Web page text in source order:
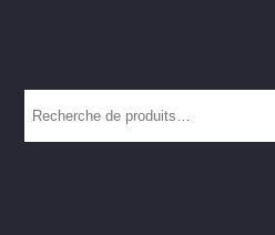
Recherche
pour :